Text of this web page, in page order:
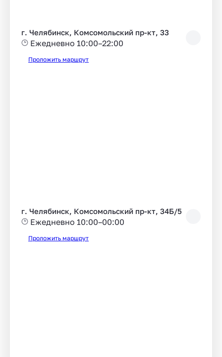
г. Челябинск, Комсомольский пр-кт, 33
Ежедневно 10:00–22:00
Проложить маршрут
г. Челябинск, Комсомольский пр-кт, 34Б/5
Ежедневно 10:00–00:00
Проложить маршрут